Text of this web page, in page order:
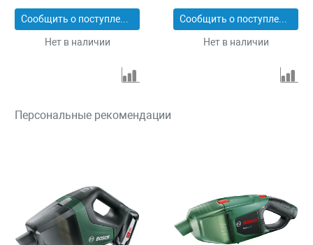
Сообщить о поступлении
Нет в наличии
Сообщить о поступлении
Нет в наличии
Персональные рекомендации